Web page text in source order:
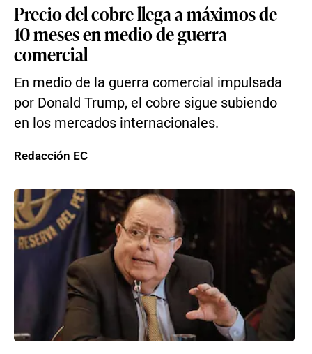
Precio del cobre llega a máximos de
10 meses en medio de guerra
comercial
En medio de la guerra comercial impulsada
por Donald Trump, el cobre sigue subiendo
en los mercados internacionales.
Redacción EC